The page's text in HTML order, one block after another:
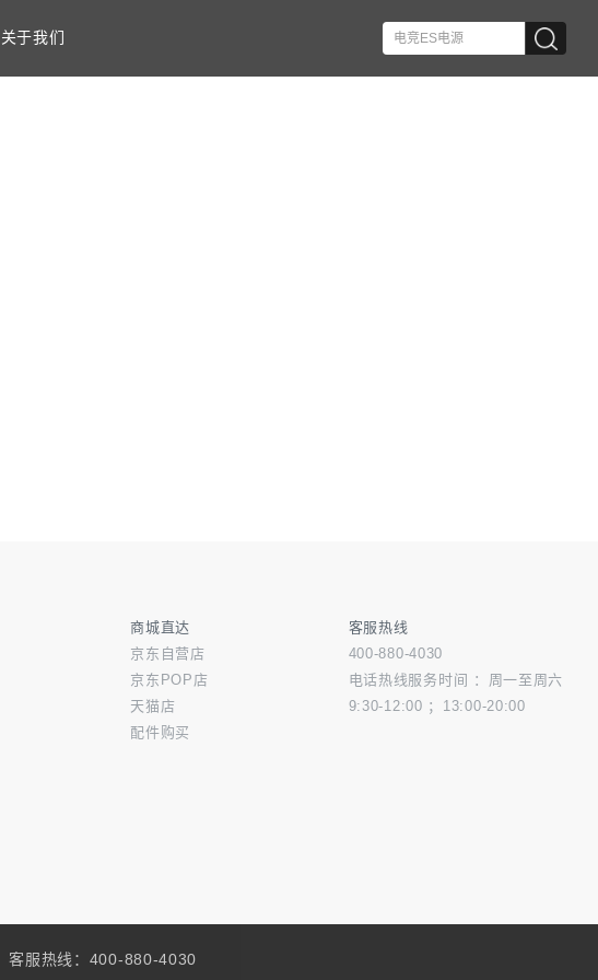
关于我们
商城直达
京东自营店
京东POP店
天猫店
配件购买
客服热线
400-880-4030
电话热线服务时间 ：周一至周六
9:30-12:00 ；13:00-20:00
客服热线： 400-880-4030